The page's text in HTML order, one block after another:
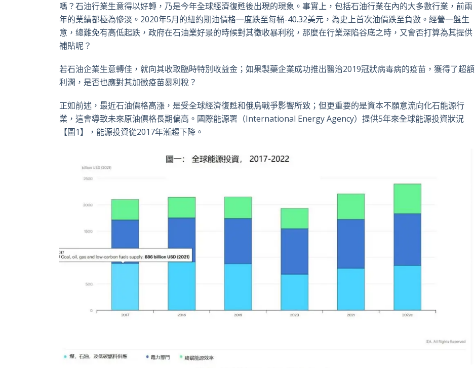
嗎？石油行業生意得以好轉，乃是今年全球經濟復甦後出現的現象。事實上，包括石油行業在內的大多數行業，前兩
年的業績都極為慘淡。2020年5月的紐約期油價格一度跌至每桶-40.32美元，為史上首次油價跌至負數。經營一盤生
意，總難免有高低起跌，政府在石油業好景的時候對其徵收暴利稅，那麼在行業深陷谷底之時，又會否打算為其提供
補貼呢？
若石油企業生意轉佳，就向其收取臨時特別收益金；如果製藥企業成功推出醫治2019冠狀病毒病的疫苗，獲得了超額
利潤，是否也應對其加徵疫苗暴利稅？
正如前述，最近石油價格高漲，是受全球經濟復甦和俄烏戰爭影響所致；但更重要的是資本不願意流向化石能源行
業，這會導致未來原油價格長期偏高。國際能源署（International Energy Agency）提供5年來全球能源投資狀況
【圖1】，能源投資從2017年漸趨下降。